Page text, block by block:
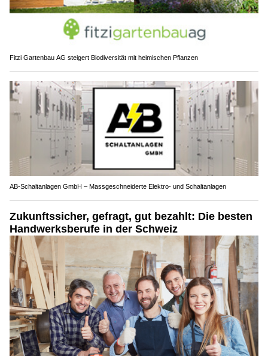
Fitzi Gartenbau AG steigert Biodiversität mit heimischen Pflanzen
AB-Schaltanlagen GmbH – Massgeschneiderte Elektro- und Schaltanlagen
Zukunftssicher, gefragt, gut bezahlt: Die besten
Handwerksberufe in der Schweiz